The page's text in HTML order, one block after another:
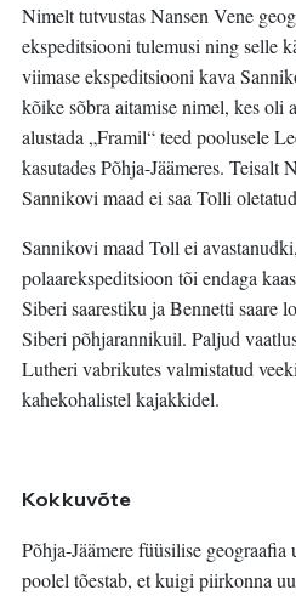
Nimelt tutvustas Nansen Vene
ekspeditsiooni tulemusi ning selle
viimase ekspeditsiooni kava
kõike sõbra aitamise nimel, kes oli
alustada „Framil“ teed poolusele
kasutades Põhja-Jäämeres. Teisalt
Sannikovi maad ei saa Tolli
Sannikovi maad Toll ei
polaarekspeditsioon tõi endaga
Siberi saarestiku ja Bennetti saare
Siberi põhjarannikuil. Paljud
Lutheri vabrikutes valmistatud
kahekohalistel kajakkidel.
Kokkuvõte
Põhja-Jäämere füüsilise
poolel tõestab, et kuigi piirkonna